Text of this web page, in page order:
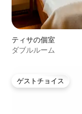
ティサの個室
ダブルルーム
ゲストチョイス
ゲストチョイス